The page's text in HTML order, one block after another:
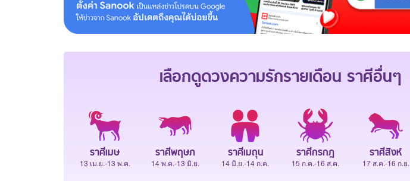
เลือกดูดวงความรักรายเดือน ราศีอื่นๆ
ราศีเมษ
13 เม.ย.-13 พ.ค.
ราศีพฤษภ
14 พ.ค.-13 มิ.ย.
ราศีเมถุน
14 มิ.ย.-14 ก.ค.
ราศีกรกฎ
15 ก.ค.-16 ส.ค.
ราศีสิงห์
17 ส.ค.-16 ก.ย.